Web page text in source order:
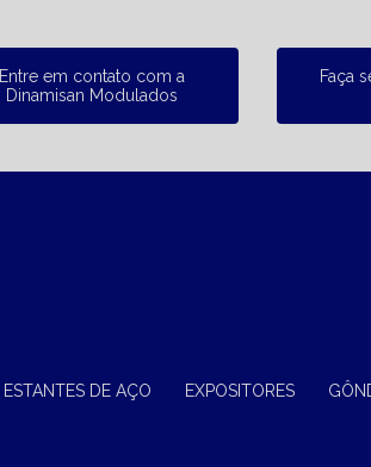
Entre em contato com a
Dinamisan Modulados
Faça
ESTANTES DE AÇO EXPOSITORES